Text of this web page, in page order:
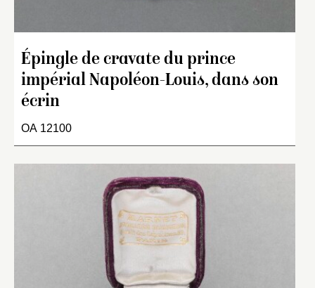
Épingle de cravate du prince
impérial Napoléon-Louis, dans son
écrin
OA 12100